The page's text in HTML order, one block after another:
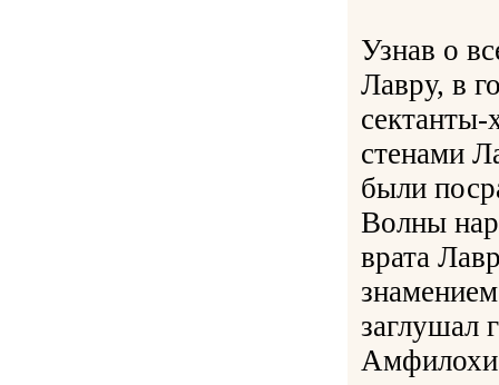
Узнав о
Лавру, в
сектанты-
стенами
были
Волны
врата
заглушал